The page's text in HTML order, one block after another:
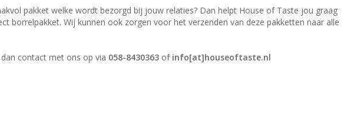
pakket welke wordt bezorgd bij jouw relaties? Dan helpt House of Taste jou graag
borrelpakket. Wij kunnen ook zorgen voor het verzenden van deze pakketten naar alle
contact met ons op via 058-8430363 of info[at]houseoftaste.nl